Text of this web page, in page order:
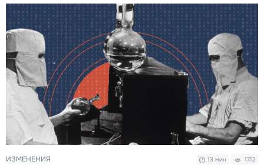
ИЗМЕНЕНИЯ 13 мин 1712